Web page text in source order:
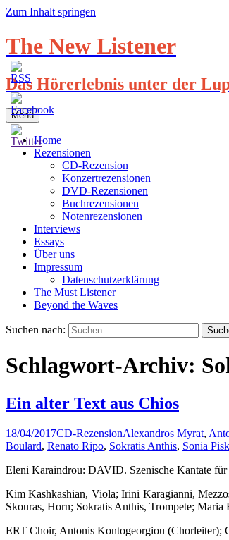
Zum Inhalt springen
The New Listener
Das Hörerlebnis unter der
Menü
Home
Rezensionen
CD-Rezension
Konzertrezensionen
DVD-Rezensionen
Buchrezensionen
Notenrezensionen
Interviews
Essays
Über uns
Impressum
Datenschutzerklärung
The Must Listener
Beyond the Waves
Suchen nach:
Schlagwort-Archiv:
Ein alter Text aus Chios
18/04/2017CD-RezensionAlexandros Myrat,
Boulard, Renato Ripo, Sokratis Anthis, Sonia Pisk
Eleni Karaindrou: DAVID. Szenische Kantate für
Kim Kashkashian, Viola; Irini Karagianni,
Skouras, Horn; Sokratis Anthis, Trompete;
ERT Choir, Antonis Kontogeorgiou (Chorleiter);